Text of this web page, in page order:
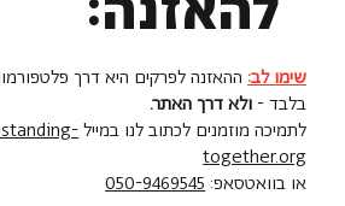
שימו לב: ההאזנה לפרקים היא דרך
בלבד - ולא דרך האתר.
לתמיכה מוזמנים לכתוב לנו במייל
together.org
או בוואטסאפ: 050-9469545